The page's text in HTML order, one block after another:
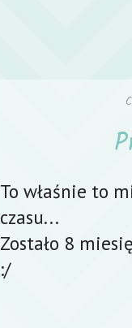
To właśnie to
czasu...
Zostało 8
:/